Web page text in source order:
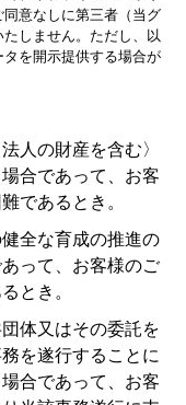
意なしに第三者（当グ
しません。ただし、以
を開示提供する場合が
人の財産を含む〉
合であって、お客
であるとき。
全な育成の推進の
って、お客様のご
とき。
体又はその委託を
を遂行することに
合であって、お客